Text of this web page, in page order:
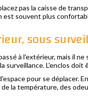
pas la caisse de
est souvent plus
sous
à l'extérieur, mais il
surveillance. L'enclos
pour se déplacer.
la température, des